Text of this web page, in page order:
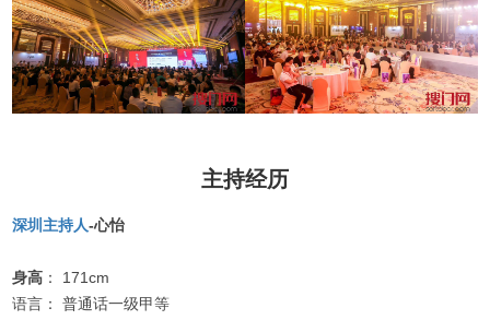
主持经历
深圳主持人-心怡
身高 ： 171cm
语言： 普通话一级甲等